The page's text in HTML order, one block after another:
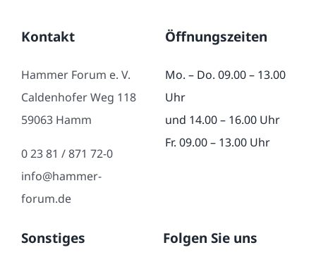
Kontakt
Hammer Forum e. V.
Caldenhofer Weg 118
59063 Hamm
0 23 81 / 871 72-0
info@hammer-
forum.de
Öffnungszeiten
Mo. – Do. 09.00 – 13.00
Uhr
und 14.00 – 16.00 Uhr
Fr. 09.00 – 13.00 Uhr
Sonstiges Folgen Sie uns